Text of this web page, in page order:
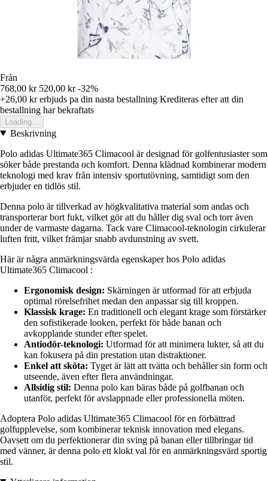
Från
768,00 kr 520,00 kr -32%
+26,00 krerbjuds pa din nasta bestallning Krediteras efter att din
bestallning har bekraftats
Loading...
Beskrivning
Polo adidas Ultimate365 Climacool är designad för golfentusiaster som
söker både prestanda och komfort. Denna klädnad kombinerar modern
teknologi med krav från intensiv sportutövning, samtidigt som den
erbjuder en tidlös stil.
Denna polo är tillverkad av högkvalitativa material som andas och
transporterar bort fukt, vilket gör att du håller dig sval och torr även
under de varmaste dagarna. Tack vare Climacool-teknologin cirkulerar
luften fritt, vilket främjar snabb avdunstning av svett.
Här är några anmärkningsvärda egenskaper hos Polo adidas
Ultimate365 Climacool :
Ergonomisk design: Skärningen är utformad för att erbjuda
optimal rörelsefrihet medan den anpassar sig till kroppen.
Klassisk krage: En traditionell och elegant krage som förstärker
den sofistikerade looken, perfekt för både banan och
avkopplande stunder efter spelet.
Antiodör-teknologi: Utformad för att minimera lukter, så att du
kan fokusera på din prestation utan distraktioner.
Enkel att sköta: Tyget är lätt att tvätta och behåller sin form och
utseende, även efter flera användningar.
Allsidig stil: Denna polo kan bäras både på golfbanan och
utanför, perfekt för avslappnade eller professionella möten.
Adoptera Polo adidas Ultimate365 Climacool för en förbättrad
golfupplevelse, som kombinerar teknisk innovation med elegans.
Oavsett om du perfektionerar din sving på banan eller tillbringar tid
med vänner, är denna polo ett klokt val för en anmärkningsvärd sportig
stil.